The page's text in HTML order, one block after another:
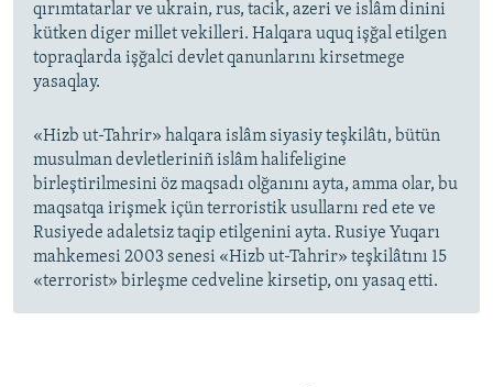
qırımtatarlar ve ukrain, rus, tacik, azeri ve islâm dinini
kütken diger millet vekilleri. Halqara uquq işğal etilgen
topraqlarda işğalci devlet qanunlarını kirsetmege
yasaqlay.
«Hizb ut-Tahrir» halqara islâm siyasiy teşkilâtı, bütün
musulman devletleriniñ islâm halifeligine
birleştirilmesini öz maqsadı olğanını ayta, amma olar, bu
maqsatqa irişmek içün terroristik usullarnı red ete ve
Rusiyede adaletsiz taqip etilgenini ayta. Rusiye Yuqarı
mahkemesi 2003 senesi «Hizb ut-Tahrir» teşkilâtını 15
«terrorist» birleşme cedveline kirsetip, onı yasaq etti.